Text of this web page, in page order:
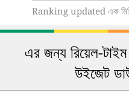
Ranking updated এক
এর জন্য রিয়েল-টাইম
উইজেট